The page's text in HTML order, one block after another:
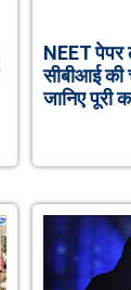
NEET पेपर
सीबीआई की
जानिए पूरी